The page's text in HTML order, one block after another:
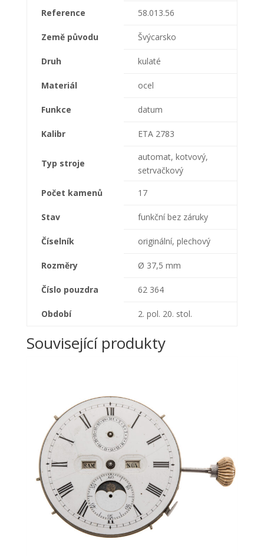
Reference 58.013.56
Země původu Švýcarsko
Druh kulaté
Materiál ocel
Funkce datum
Kalibr ETA 2783
Typ stroje
automat, kotvový,
setrvačkový
Počet kamenů
17
Stav funkční bez záruky
Číselník originální, plechový
Rozměry Ø 37,5 mm
Číslo pouzdra 62 364
Období 2. pol. 20. stol.
Související produkty